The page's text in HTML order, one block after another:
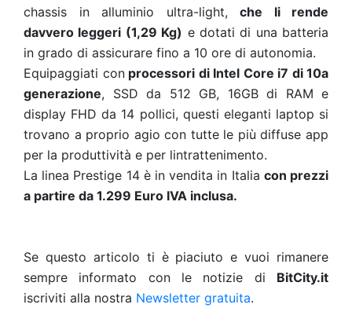
chassis in alluminio ultra-light, che li rende
davvero leggeri (1,29 Kg) e dotati di una batteria
in grado di assicurare fino a 10 ore di autonomia.
Equipaggiati conprocessori di Intel Core i7 di 10a
generazione, SSD da 512 GB, 16GB di RAM e
display FHD da 14 pollici, questi eleganti laptop si
trovano a proprio agio con tutte le più diffuse app
per la produttività e per lintrattenimento.
La linea Prestige 14 è in vendita in Italia con prezzi
a partire da 1.299 Euro IVA inclusa.
Se questo articolo ti è piaciuto e vuoi rimanere
sempre informato con le notizie di BitCity.it
iscriviti alla nostra Newsletter gratuita.